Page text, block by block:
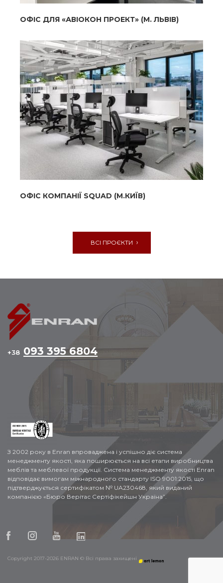
ОФІС ДЛЯ «АВІОКОН ПРОЕКТ» (М. ЛЬВІВ)
ОФІС КОМПАНІЇ SQUAD (М.КИЇВ)
ВСІ ПРОЄКТИ
+38 093 395 6804
З 2002 року в Enran впроваджена і успішно діє система
менеджменту якості, яка поширюється на всі етапи виробництва
меблів та меблевої продукції. Система менеджменту якості Enran
відповідає вимогам міжнародного стандарту ISO 9001:2015, що
підтверджується сертифікатом № UA230468, який виданий
компанією «Бюро Верітас Сертіфікейшн Україна”.
Copyright 2017-2026 ENRAN © Всі права захищені